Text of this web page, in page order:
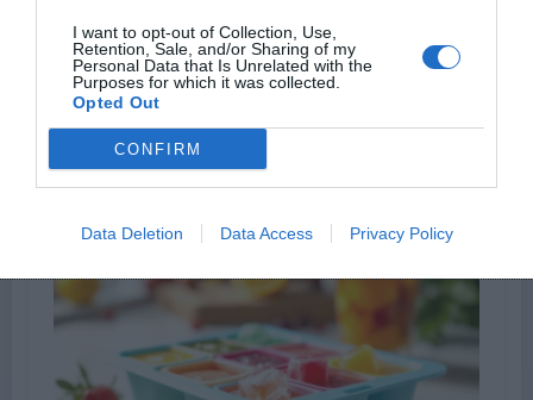
I want to opt-out of Collection, Use,
Retention, Sale, and/or Sharing of my
Personal Data that Is Unrelated with the
Purposes for which it was collected.
Opted Out
CONFIRM
Data Deletion Data Access Privacy Policy
Next post
Les secrets pour transformer vos disputes en
force dans votre couple
ARTICLES EN LIEN